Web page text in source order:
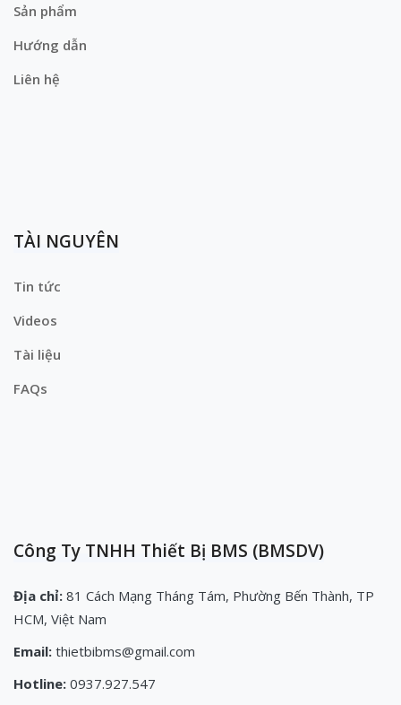
Sản phẩm
Hướng dẫn
Liên hệ
TÀI NGUYÊN
Tin tức
Videos
Tài liệu
FAQs
Công Ty TNHH Thiết Bị BMS (BMSDV)
Địa chỉ: 81 Cách Mạng Tháng Tám, Phường Bến Thành, TP
HCM, Việt Nam
Email: thietbibms@gmail.com
Hotline: 0937.927.547